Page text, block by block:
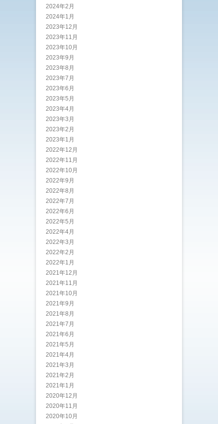
2024年2月
2024年1月
2023年12月
2023年11月
2023年10月
2023年9月
2023年8月
2023年7月
2023年6月
2023年5月
2023年4月
2023年3月
2023年2月
2023年1月
2022年12月
2022年11月
2022年10月
2022年9月
2022年8月
2022年7月
2022年6月
2022年5月
2022年4月
2022年3月
2022年2月
2022年1月
2021年12月
2021年11月
2021年10月
2021年9月
2021年8月
2021年7月
2021年6月
2021年5月
2021年4月
2021年3月
2021年2月
2021年1月
2020年12月
2020年11月
2020年10月